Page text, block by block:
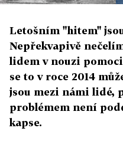
Letošním "hitem"
Nepřekvapivě
lidem v nouzi
se to v roce 2014
jsou mezi námi lidé,
problémem není
kapse.